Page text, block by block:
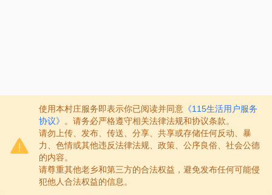
使用本村庄服务即表示你已阅读并同意 《115生活用户服务
协议》
。请务必严格遵守相关法律法规和协议条款。
请勿上传、发布、传送、分享、共享或存储任何反动、暴
力、色情或其他违反法律法规、政策、公序良俗、社会公德
的内容。
请尊重其他老乡和第三方的合法权益，避免发布任何可能侵
犯他人合法权益的信息。